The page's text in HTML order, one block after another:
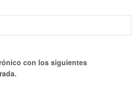
con los siguientes